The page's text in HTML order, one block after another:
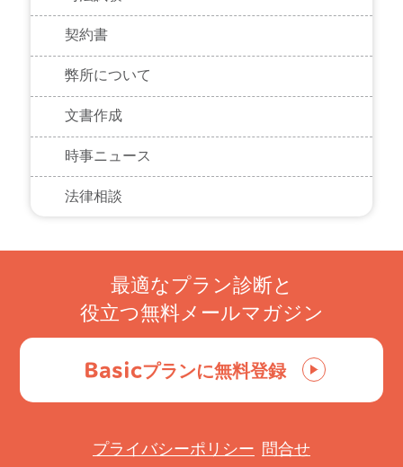
契約書
弊所について
文書作成
時事ニュース
法律相談
最適なプラン診断と
役立つ無料メールマガジン
Basicプランに無料登録
プライバシーポリシー 問合せ